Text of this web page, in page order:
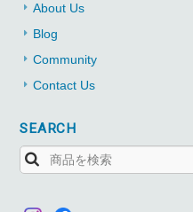
About Us
Blog
Community
Contact Us
SEARCH